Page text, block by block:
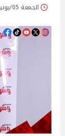
الجمعة 05/يونيو/2026 - 09:33 م